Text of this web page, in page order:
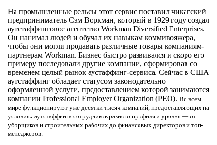
На промышленные рельсы этот сервис поставил чикагский
предприниматель Сэм Воркман, который в 1929 году создал
аутстаффинговое агентство Workman Diversified Enterprises.
Он нанимал людей и обучал их навыкам коммивояжера,
чтобы они могли продавать различные товары компаниям-
партнерам Workman. Бизнес быстро развивался и скоро его
примеру последовали другие компании, сформировав со
временем целый рынок аустаффинг-сервиса. Сейчас в США
аутстаффинг обладает статусом законодательно
оформленной услуги, предоставлением которой занимаются
компании Professional Employer Organization (PEO). Во всем
мире функционируют уже десятки тысяч компаний, предоставляющих на
условиях аутстаффинга сотрудников разного профиля и уровня — от
уборщиков и строительных рабочих до финансовых директоров и топ-
менеджеров.